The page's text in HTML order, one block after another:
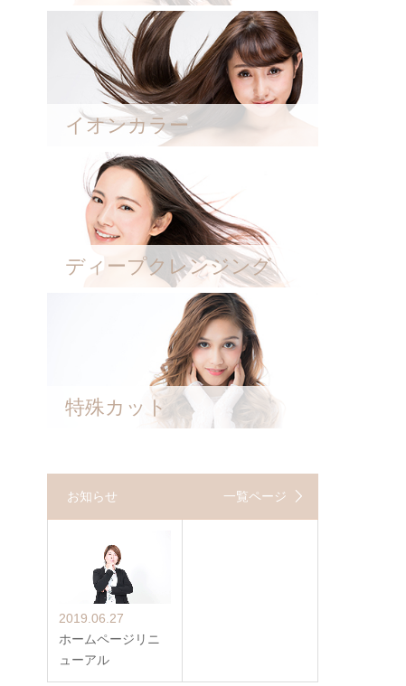
イオンカラー
ディープクレンジング
特殊カット
お知らせ 一覧ページ
2019.06.27
ホームページリニ
ューアル